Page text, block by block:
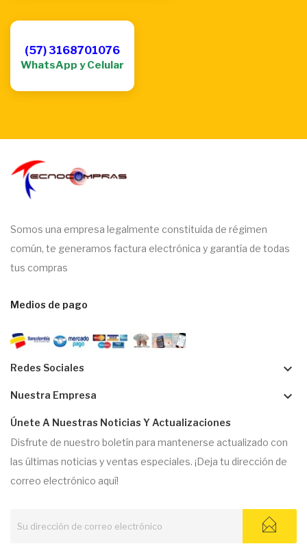
(57) 3168701076
WhatsApp y Celular
Somos una empresa legalmente constituida de régimen
común, te generamos factura electrónica y garantía de todas
tus compras
Medios de pago
Redes Sociales keyboard_arrow_down
Nuestra Empresa keyboard_arrow_down
Únete A Nuestras Noticias Y Actualizaciones
Disfrute de nuestro boletín para mantenerse actualizado con
las últimas noticias y ventas especiales. ¡Deja tu dirección de
correo electrónico aquí!